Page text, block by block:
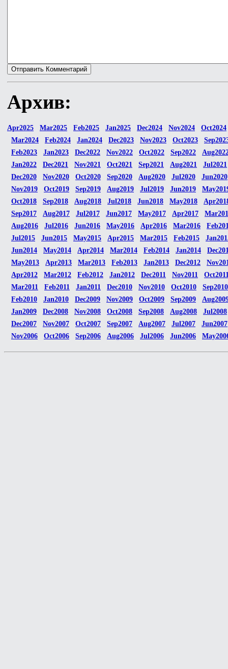
Архив:
Apr2025 Mar2025 Feb2025 Jan2025 Dec2024 Nov2024
Oct2024
Mar2024
Feb2024 Jan2024 Dec2023 Nov2023 Oct2023
Feb2023
Jan2023 Dec2022 Nov2022 Oct2022 Sep2022
Jan2022
Dec2021 Nov2021 Oct2021 Sep2021 Aug2021
Jul2021
Dec2020
Nov2020 Oct2020 Sep2020 Aug2020 Jul2020
Jun2020
Nov2019
Oct2019 Sep2019 Aug2019 Jul2019 Jun2019
Oct2018
Sep2018 Aug2018 Jul2018 Jun2018 May2018
Sep2017
Aug2017 Jul2017 Jun2017 May2017 Apr2017
Aug2016
Jul2016 Jun2016 May2016 Apr2016 Mar2016
Jul2015
Jun2015 May2015 Apr2015 Mar2015 Feb2015
Jun2014
May2014 Apr2014 Mar2014 Feb2014 Jan2014
May2013
Apr2013 Mar2013 Feb2013 Jan2013 Dec2012
Apr2012
Mar2012 Feb2012 Jan2012 Dec2011 Nov2011
Mar2011
Feb2011 Jan2011 Dec2010 Nov2010 Oct2010
Sep2010
Feb2010
Jan2010 Dec2009 Nov2009 Oct2009 Sep2009
Jan2009
Dec2008 Nov2008 Oct2008 Sep2008 Aug2008
Jul2008
Dec2007
Nov2007 Oct2007 Sep2007 Aug2007 Jul2007
Jun2007
Nov2006
Oct2006 Sep2006 Aug2006 Jul2006 Jun2006